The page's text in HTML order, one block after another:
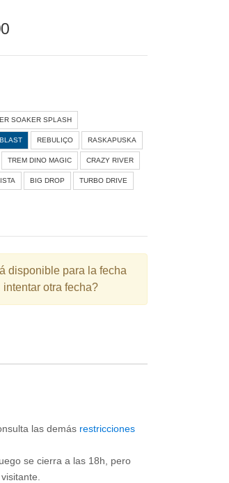
»
S S
1
28 29
SOAKER SPLASH
REBULIÇO RASKAPUSKA
TREM DINO MAGIC CRAZY RIVER
BIG DROP TURBO DRIVE
disponible para la fecha
otra fecha?
las demás restricciones
se cierra a las 18h, pero